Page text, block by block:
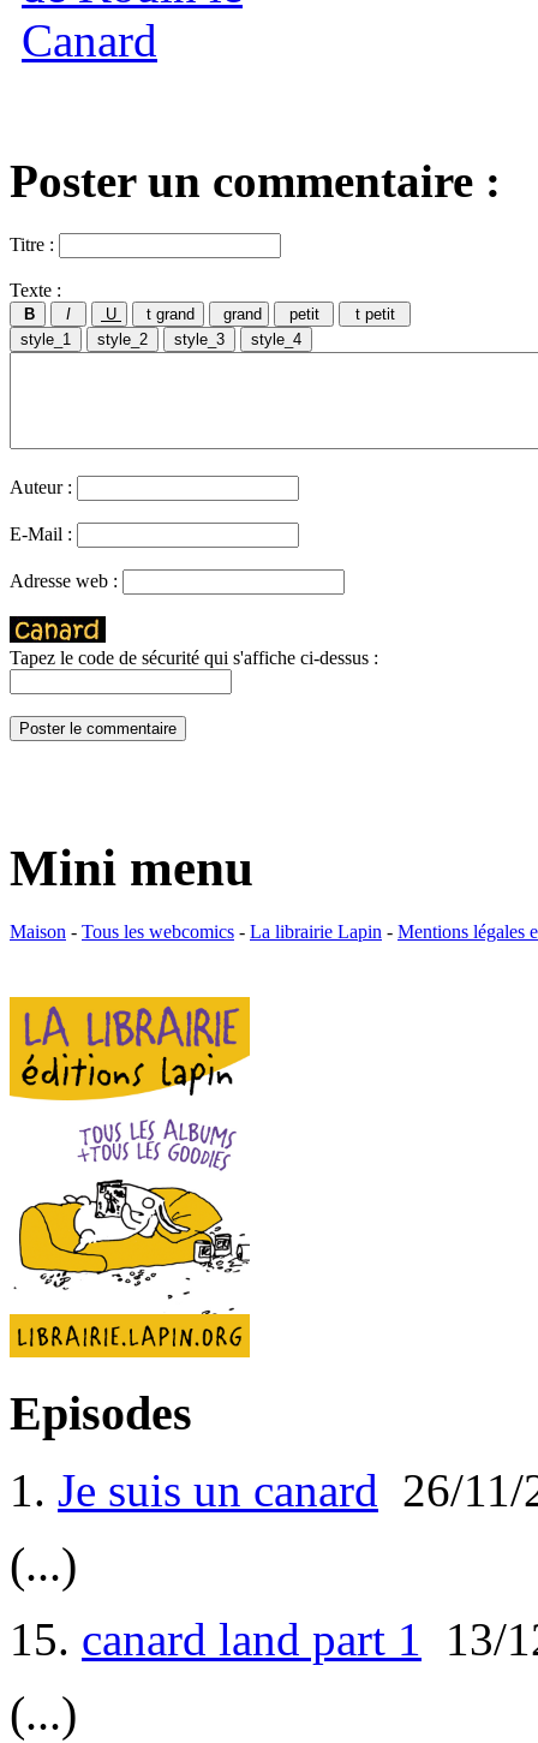
Poster un commentaire :
Titre :
Texte :
Auteur :
E-Mail :
Adresse web :
Tapez le code de sécurité qui s'affiche ci-dessus :
Mini menu
Maison - Tous les webcomics - La librairie Lapin - Mentions légales
Episodes
1. Je suis un canard 26/11/
(...)
15. canard land part 1 13/
(...)